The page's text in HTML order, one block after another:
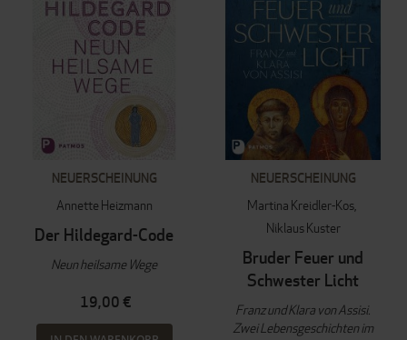
NEUERSCHEINUNG
Annette Heizmann
Der Hildegard-Code
Neun heilsame Wege
19,00 €
NEUERSCHEINUNG
Martina Kreidler-Kos
Niklaus Kuster
Bruder Feuer und
Schwester Licht
Franz und Klara von Assisi.
Zwei Lebensgeschichten im